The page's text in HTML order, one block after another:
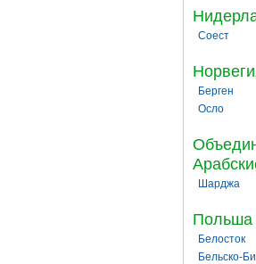
Соест
Берген
Осло
Шарджа
Польша
Белосток
Бельско-